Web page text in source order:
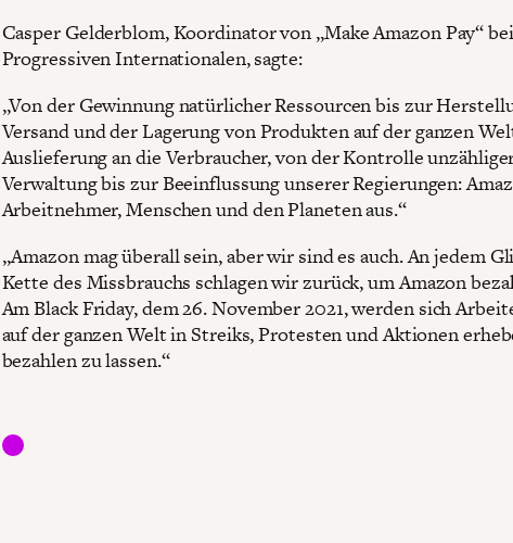
Casper Gelderblom, Koordinator von „Make Amazon Pay“
Progressiven Internationalen, sagte:
„Von der Gewinnung natürlicher Ressourcen bis zur
Versand und der Lagerung von Produkten auf der ganzen
Auslieferung an die Verbraucher, von der Kontrolle
Verwaltung bis zur Beeinflussung unserer Regierungen:
Arbeitnehmer, Menschen und den Planeten aus.“
„Amazon mag überall sein, aber wir sind es auch. An jedem
Kette des Missbrauchs schlagen wir zurück, um Amazon
Am Black Friday, dem 26. November 2021, werden sich
auf der ganzen Welt in Streiks, Protesten und Aktionen
bezahlen zu lassen.“